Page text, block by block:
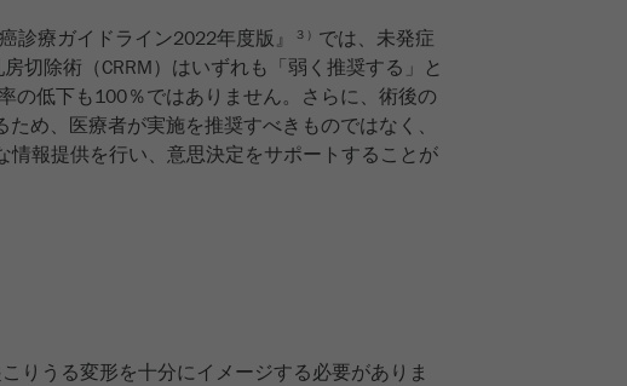
診療ガイドライン2022年度版』 ３） では、未発症
切除術（CRRM）はいずれも「弱く推奨する」と
の低下も100％ではありません。さらに、術後の
め、医療者が実施を推奨すべきものではなく、
情報提供を行い、意思決定をサポートすることが
りうる変形を十分にイメージする必要がありま